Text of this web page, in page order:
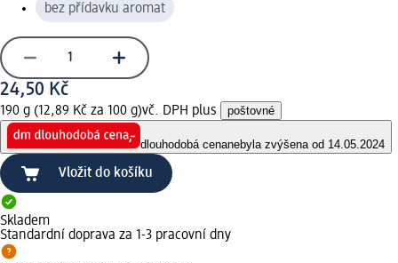
bez přídavku aromat
24,50 Kč
190 g (12,89 Kč za 100 g)vč. DPH plus poštovné
dlouhodobá cenanebyla zvýšena od 14.05.2024
Vložit do košíku
Skladem
Standardní doprava za 1-3 pracovní dny